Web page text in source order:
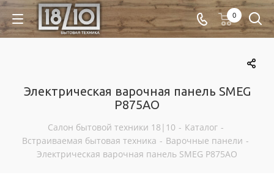
0
Электрическая варочная панель SMEG
P875AO
Салон бытовой техники 18|10 - Каталог -
Встраиваемая бытовая техника - Варочные панели -
Электрическая варочная панель SMEG P875AO